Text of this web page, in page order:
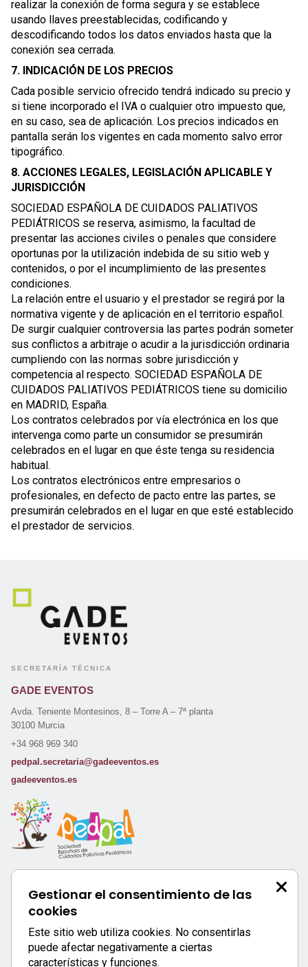
realizar la conexión de forma segura y se establece
usando llaves preestablecidas, codificando y
descodificando todos los datos enviados hasta que la
conexión sea cerrada.
7. INDICACIÓN DE LOS PRECIOS
Cada posible servicio ofrecido tendrá indicado su precio y
si tiene incorporado el IVA o cualquier otro impuesto que,
en su caso, sea de aplicación. Los precios indicados en
pantalla serán los vigentes en cada momento salvo error
tipográfico.
8. ACCIONES LEGALES, LEGISLACIÓN APLICABLE Y
JURISDICCIÓN
SOCIEDAD ESPAÑOLA DE CUIDADOS PALIATIVOS
PEDIÁTRICOS se reserva, asimismo, la facultad de
presentar las acciones civiles o penales que considere
oportunas por la utilización indebida de su sitio web y
contenidos, o por el incumplimiento de las presentes
condiciones.
La relación entre el usuario y el prestador se regirá por la
normativa vigente y de aplicación en el territorio español.
De surgir cualquier controversia las partes podrán someter
sus conflictos a arbitraje o acudir a la jurisdicción ordinaria
cumpliendo con las normas sobre jurisdicción y
competencia al respecto. SOCIEDAD ESPAÑOLA DE
CUIDADOS PALIATIVOS PEDIÁTRICOS tiene su domicilio
en MADRID, España.
Los contratos celebrados por vía electrónica en los que
intervenga como parte un consumidor se presumirán
celebrados en el lugar en que éste tenga su residencia
habitual.
Los contratos electrónicos entre empresarios o
profesionales, en defecto de pacto entre las partes, se
presumirán celebrados en el lugar en que esté establecido
el prestador de servicios.
Gestionar el consentimiento de las
cookies
Este sitio web utiliza cookies. No consentirlas
puede afectar negativamente a ciertas
características y funciones.
SECRETARÍA TÉCNICA
GADE EVENTOS
Avda. Teniente Montesinos, 8 – Torre A – 7ª planta
30100 Murcia
+34 968 969 340
pedpal.secretaria@gadeeventos.es
gadeeventos.es
ORGANIZA
PEDPAL
Sociedad Española de Cuidados Paliativos Pediátricos
www.pedpal.es